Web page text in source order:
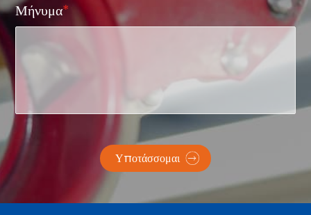
Μήνυμα*
Υποτάσσομαι